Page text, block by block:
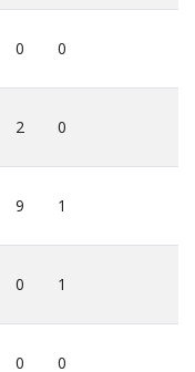
0 0
2 0
9 1
0 1
0 0